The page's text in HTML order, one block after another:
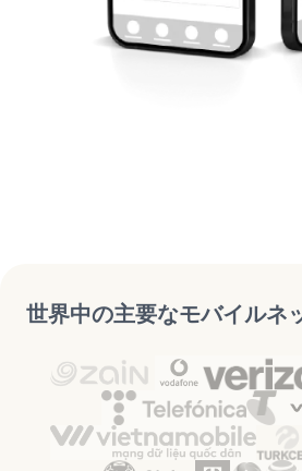
世界中の主要なモバイルネ